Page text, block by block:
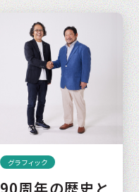
グラフィック